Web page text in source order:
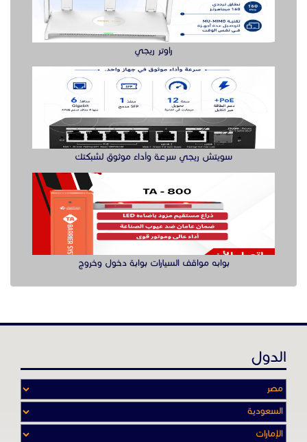
راوتر ريجي
سويتش ريجي سرعة وأداء موثوق لشبكتك
بوابه مواقف السيارات بوابة دخول وخروج
الدول